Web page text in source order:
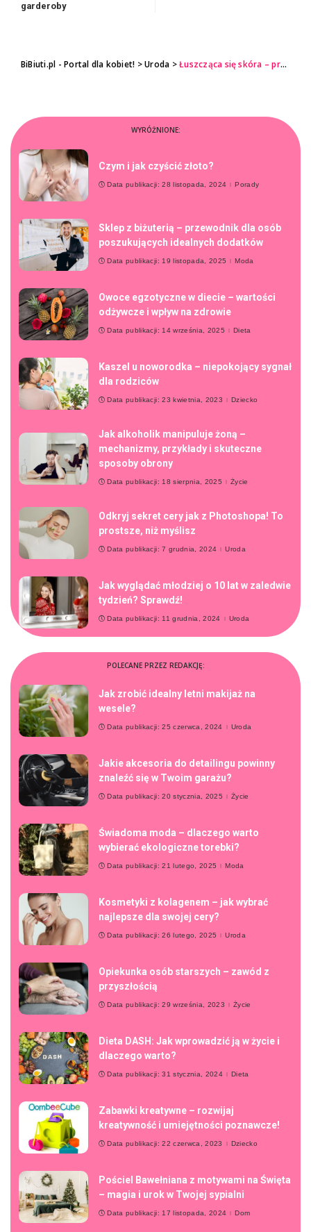
garderoby
BiBiuti.pl - Portal dla kobiet! >Uroda >Łuszcząca się skóra – przyczyny problemu
WYRÓŻNIONE:
Czym i jak czyścić złoto?
Data publikacji: 28 listopada, 2024 Porady
Sklep z biżuterią – przewodnik dla osób
poszukujących idealnych dodatków
Data publikacji: 19 listopada, 2025 Moda
Owoce egzotyczne w diecie – wartości
odżywcze i wpływ na zdrowie
Data publikacji: 14 września, 2025 Dieta
Kaszel u noworodka – niepokojący sygnał
dla rodziców
Data publikacji: 23 kwietnia, 2023 Dziecko
Jak alkoholik manipuluje żoną –
mechanizmy, przykłady i skuteczne
sposoby obrony
Data publikacji: 18 sierpnia, 2025 Życie
Odkryj sekret cery jak z Photoshopa! To
prostsze, niż myślisz
Data publikacji: 7 grudnia, 2024 Uroda
Jak wyglądać młodziej o 10 lat w zaledwie
tydzień? Sprawdź!
Data publikacji: 11 grudnia, 2024 Uroda
POLECANE PRZEZ REDAKCJĘ:
Jak zrobić idealny letni makijaż na
wesele?
Data publikacji: 25 czerwca, 2024 Uroda
Jakie akcesoria do detailingu powinny
znaleźć się w Twoim garażu?
Data publikacji: 20 stycznia, 2025 Życie
Świadoma moda – dlaczego warto
wybierać ekologiczne torebki?
Data publikacji: 21 lutego, 2025 Moda
Kosmetyki z kolagenem – jak wybrać
najlepsze dla swojej cery?
Data publikacji: 26 lutego, 2025 Uroda
Opiekunka osób starszych – zawód z
przyszłością
Data publikacji: 29 września, 2023 Życie
Dieta DASH: Jak wprowadzić ją w życie i
dlaczego warto?
Data publikacji: 31 stycznia, 2024 Dieta
Zabawki kreatywne – rozwijaj
kreatywność i umiejętności poznawcze!
Data publikacji: 22 czerwca, 2023 Dziecko
Pościel Bawełniana z motywami na Święta
– magia i urok w Twojej sypialni
Data publikacji: 17 listopada, 2024 Dom